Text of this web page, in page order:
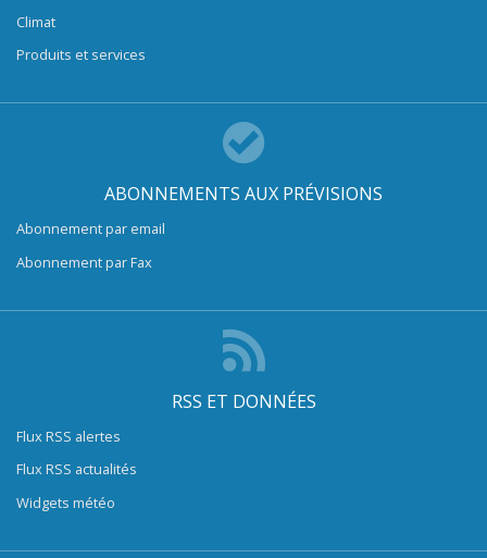
Climat
Produits et services
ABONNEMENTS AUX PRÉVISIONS
Abonnement par email
Abonnement par Fax
RSS ET DONNÉES
Flux RSS alertes
Flux RSS actualités
Widgets météo